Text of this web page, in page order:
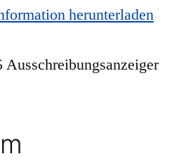
herunterladen